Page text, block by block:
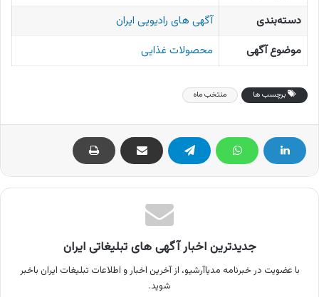
دسته‌بندی
آگهی های رادیویی ایران
موضوع آگهی
محصولات غذایی
برچسب ها منتخب ماه
جدیدترین اخبار آگهی های تبلیغاتی ایران
با عضویت در خبرنامه مدیاآرشیو، از آخرین اخبار و اطلاعات تبلیغات ایران باخبر
شوید.